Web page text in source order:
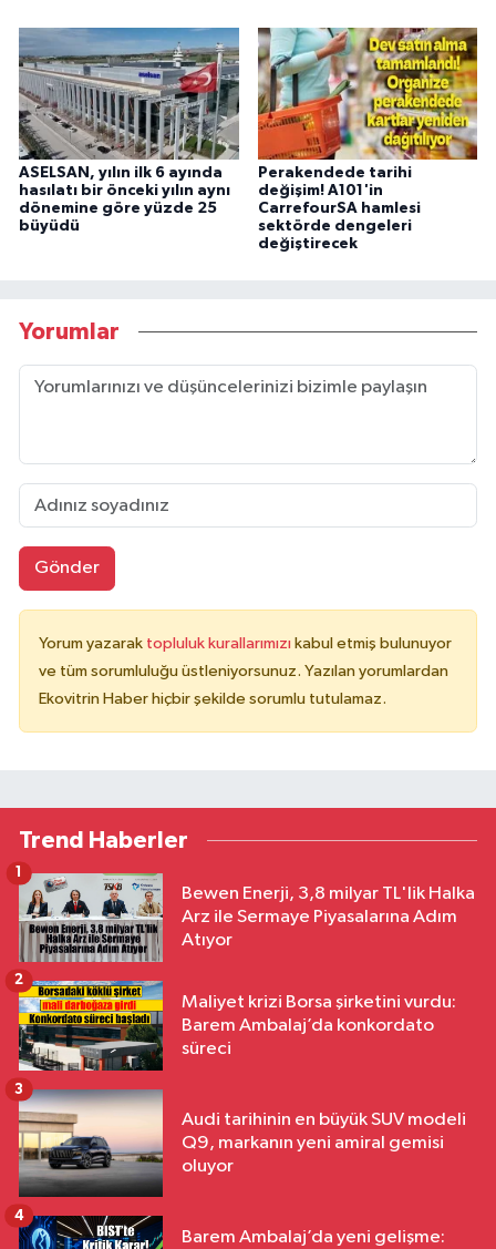
ASELSAN, yılın ilk 6 ayında
hasılatı bir önceki yılın aynı
dönemine göre yüzde 25
büyüdü
Perakendede tarihi
değişim! A101'in
CarrefourSA hamlesi
sektörde dengeleri
değiştirecek
Yorumlar
Gönder
Yorum yazarak topluluk kurallarımızı kabul etmiş bulunuyor
ve tüm sorumluluğu üstleniyorsunuz. Yazılan yorumlardan
Ekovitrin Haber hiçbir şekilde sorumlu tutulamaz.
Trend Haberler
Bewen Enerji, 3,8 milyar TL'lik Halka
Arz ile Sermaye Piyasalarına Adım
Atıyor
1
Maliyet krizi Borsa şirketini vurdu:
Barem Ambalaj’da konkordato
süreci
2
Audi tarihinin en büyük SUV modeli
Q9, markanın yeni amiral gemisi
oluyor
3
Barem Ambalaj’da yeni gelişme:
4